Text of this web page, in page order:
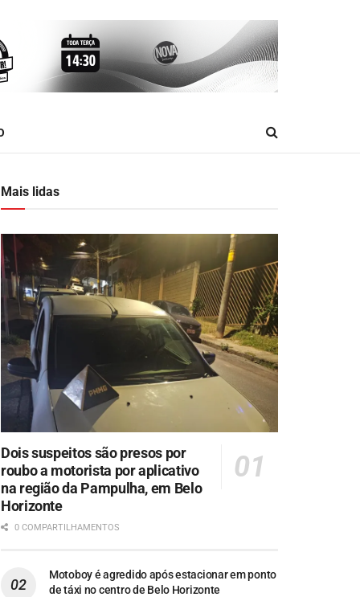
Mais lidas
Dois suspeitos são presos por
roubo a motorista por aplicativo
na região da Pampulha, em Belo
Horizonte
0 COMPARTILHAMENTOS
Motoboy é agredido após estacionar em ponto
de táxi no centro de Belo Horizonte